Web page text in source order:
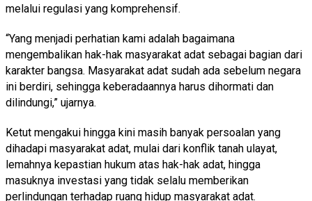
melalui regulasi yang komprehensif.
“Yang menjadi perhatian kami adalah bagaimana
mengembalikan hak-hak masyarakat adat sebagai bagian dari
karakter bangsa. Masyarakat adat sudah ada sebelum negara
ini berdiri, sehingga keberadaannya harus dihormati dan
dilindungi,” ujarnya.
Ketut mengakui hingga kini masih banyak persoalan yang
dihadapi masyarakat adat, mulai dari konflik tanah ulayat,
lemahnya kepastian hukum atas hak-hak adat, hingga
masuknya investasi yang tidak selalu memberikan
perlindungan terhadap ruang hidup masyarakat adat.